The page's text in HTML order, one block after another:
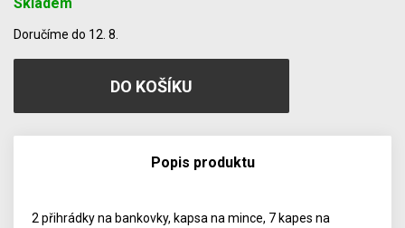
Doručíme do 12. 8.
Popis produktu
2 přihrádky na bankovky, kapsa na mince, 7 kapes na